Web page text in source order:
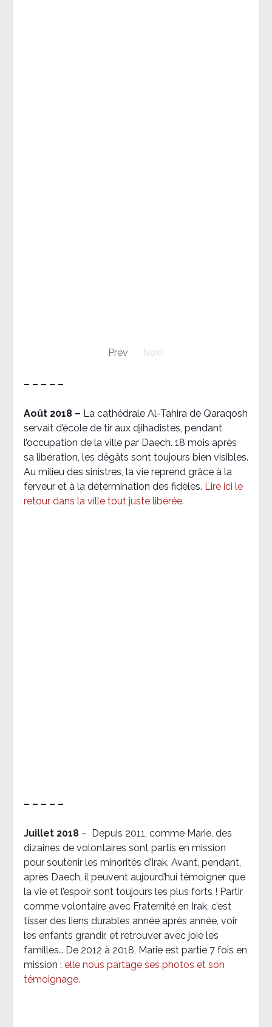
Prev Next
– – – – –
Août 2018 – La cathédrale Al-Tahira de Qaraqosh
servait d’école de tir aux djihadistes, pendant
l’occupation de la ville par Daech. 18 mois après
sa libération, les dégâts sont toujours bien visibles.
Au milieu des sinistres, la vie reprend grâce à la
ferveur et à la détermination des fidèles. Lire ici le
retour dans la ville tout juste libérée.
– – – – –
Juillet 2018 –
Depuis 2011, comme Marie, des
dizaines de volontaires sont partis en mission
pour soutenir les minorités d’Irak. Avant, pendant,
après Daech, il peuvent aujourd’hui témoigner que
la vie et l’espoir sont toujours les plus forts ! Partir
comme volontaire avec Fraternité en Irak, c’est
tisser des liens durables année après année, voir
les enfants grandir, et retrouver avec joie les
familles… De 2012 à 2018, Marie est partie 7 fois en
mission : elle nous partage ses photos et son
témoignage.